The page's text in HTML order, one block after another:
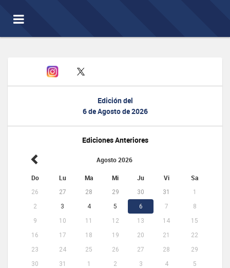
Toggle
navigation
Edición del
6 de Agosto de 2026
Ediciones Anteriores
Agosto 2026
Do Lu Ma Mi Ju Vi Sa
26 27 28 29 30 31
1
2
3 4 5 6 7
8
9
10 11 12 13 14
15
16
17 18 19 20 21
22
23
24 25 26 27 28
29
30
31 1 2 3 4 5